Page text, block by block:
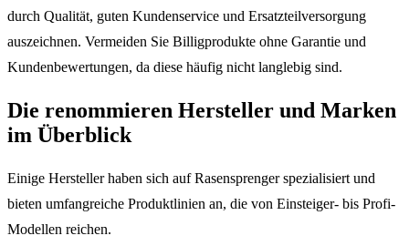
durch Qualität, guten Kundenservice und Ersatzteilversorgung
auszeichnen. Vermeiden Sie Billigprodukte ohne Garantie und
Kundenbewertungen, da diese häufig nicht langlebig sind.
Die renommieren Hersteller und Marken
im Überblick
Einige Hersteller haben sich auf Rasensprenger spezialisiert und
bieten umfangreiche Produktlinien an, die von Einsteiger- bis Profi-
Modellen reichen.